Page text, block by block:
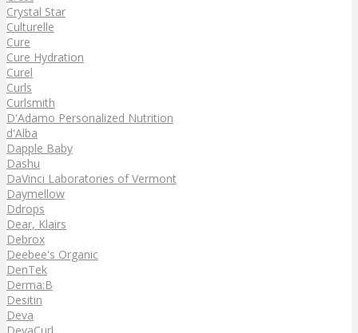
Crystal Star
Culturelle
Cure
Cure Hydration
Curel
Curls
Curlsmith
D'Adamo Personalized Nutrition
d'Alba
Dapple Baby
Dashu
DaVinci Laboratories of Vermont
Daymellow
Ddrops
Dear, Klairs
Debrox
Deebee's Organic
DenTek
Derma:B
Desitin
Deva
DevaCurl